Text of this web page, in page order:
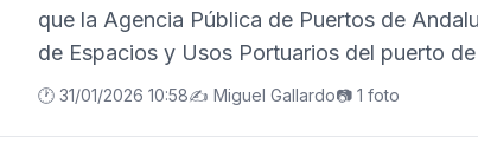
que la Agencia Pública de Puertos de
de Espacios y Usos Portuarios del puerto
trámite de información pública con la
🕐 31/01/2026 10:58✍️ Miguel Gallardo📷 1 foto